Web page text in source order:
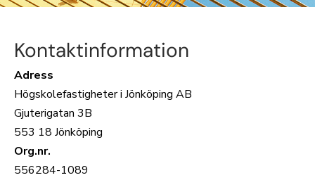
Kontaktinformation
Adress
Högskolefastigheter i Jönköping AB
Gjuterigatan 3B
553 18 Jönköping
Org.nr.
556284-1089